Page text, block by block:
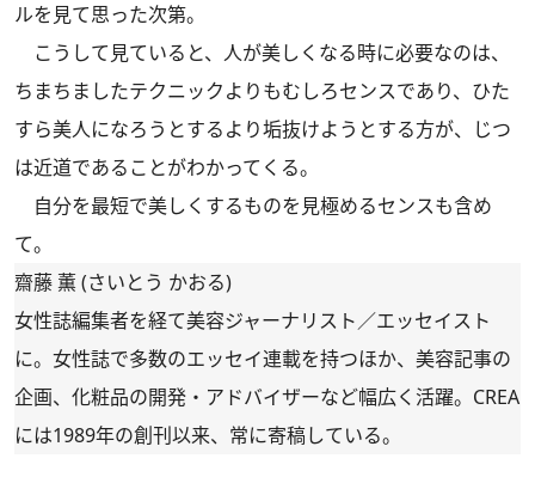
ルを見て思った次第。
こうして見ていると、人が美しくなる時に必要なのは、
ちまちましたテクニックよりもむしろセンスであり、ひた
すら美人になろうとするより垢抜けようとする方が、じつ
は近道であることがわかってくる。
自分を最短で美しくするものを見極めるセンスも含め
て。
齋藤 薫 (さいとう かおる)
女性誌編集者を経て美容ジャーナリスト／エッセイスト
に。女性誌で多数のエッセイ連載を持つほか、美容記事の
企画、化粧品の開発・アドバイザーなど幅広く活躍。CREA
には1989年の創刊以来、常に寄稿している。